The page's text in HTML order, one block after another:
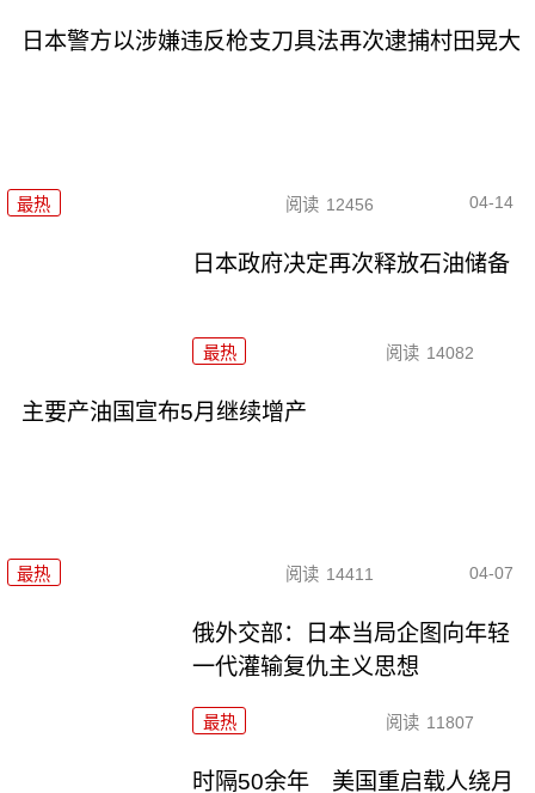
日本警方以涉嫌违反枪支刀具法再次逮捕村田晃大
最热 阅读 12456 04-14
日本政府决定再次释放石油储备
最热 阅读 14082
主要产油国宣布5月继续增产
最热 阅读 14411 04-07
俄外交部：日本当局企图向年轻
一代灌输复仇主义思想
最热 阅读 11807
时隔50余年 美国重启载人绕月